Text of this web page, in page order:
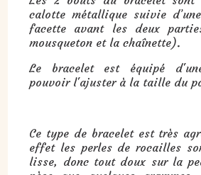
calotte métallique suivie
facette avant les deux
mousqueton et la chaînette).
Le bracelet est équipé
pouvoir l'ajuster à la taille du
Ce type de bracelet est très
effet les perles de rocailles
lisse, donc tout doux sur la